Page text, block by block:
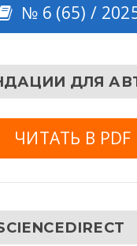
№ 6 (65) /
ДЛЯ
ЧИТАТЬ В PDF